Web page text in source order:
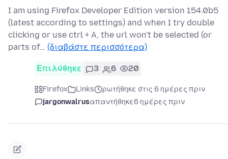
I am using Firefox Developer Edition version 154.0b5
(latest according to settings) and when I try double
clicking or use ctrl + A, the url won't be selected (or
parts of… (διαβάστε περισσότερα)
Επιλύθηκε 3 6 20
Firefox Links
ρωτήθηκε στις 6 ημέρες πριν
jargonwalrusαπαντήθηκε6 ημέρες πριν